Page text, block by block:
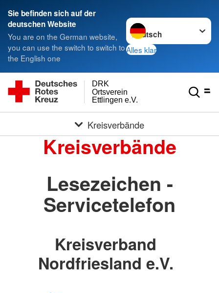
Sie befinden sich auf der
deutschen Website
You are on the German website,
you can use the switch to switch to
the English one
Sprache wechseln zu
Alles klar
Ettlingen e.V.
Ortsverein
DRK
Kreisverbände
Kreisverbände
Lesezeichen -
Servicetelefon
Kreisverband
Nordfriesland e.V.